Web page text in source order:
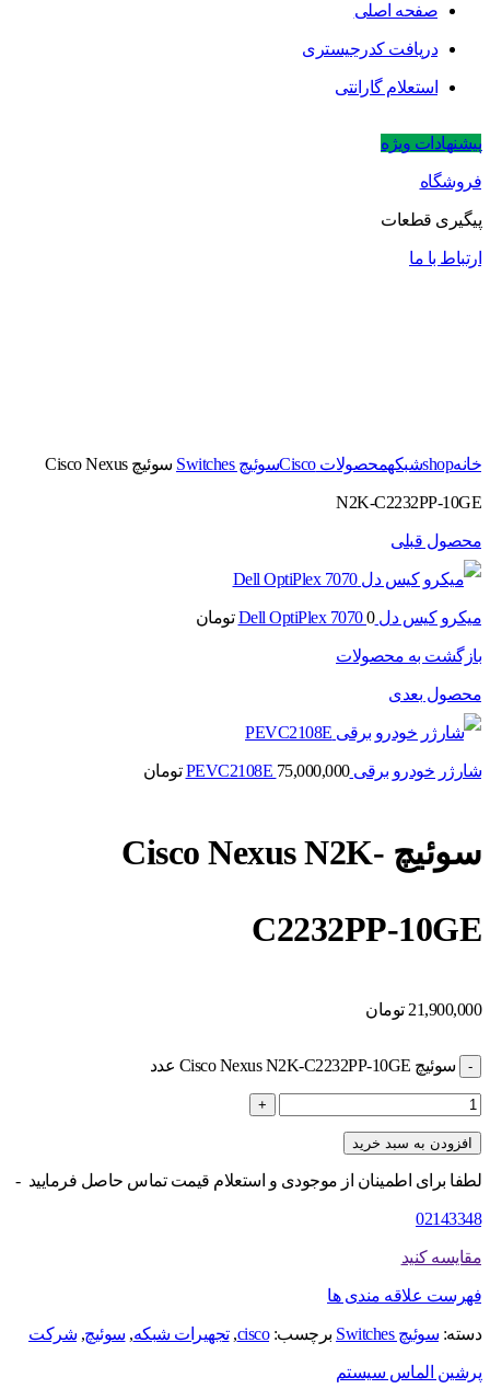
صفحه اصلی
دریافت کدرجیستری
استعلام گارانتی
پیشنهادات ویژه
فروشگاه
پیگیری قطعات
ارتباط با ما
خانهshopشبکهمحصولات Cisco سوئیچ Switches سوئیچ Cisco Nexus
N2K-C2232PP-10GE
محصول قبلی
میکرو کیس دل Dell OptiPlex 70700 تومان
بازگشت به محصولات
محصول بعدی
شارژر خودرو برقی PEVC2108E75,000,000 تومان
سوئیچ Cisco Nexus N2K-
C2232PP-10GE
21,900,000 تومان
سوئیچ Cisco Nexus N2K-C2232PP-10GE عدد
افزودن به سبد خرید
لطفا برای اطمینان از موجودی و استعلام قیمت تماس حاصل فرمایید -
02143348
مقایسه کنید
فهرست علاقه مندی ها
دسته: سوئیچ Switches برچسب:cisco
, تجهیرات شبکه, سوئیچ, شرکت
پرشین الماس سیستم